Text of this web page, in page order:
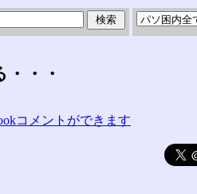
・・
コメントができます